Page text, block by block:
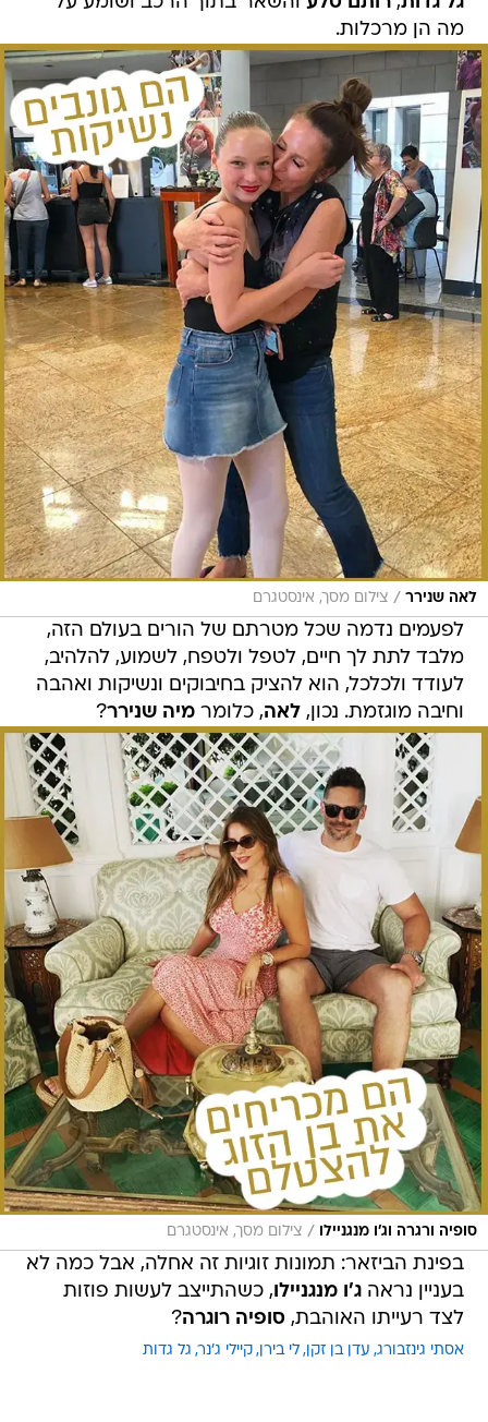
מה הן מרכלות.
לאה שנירר / צילום מסך, אינסטגרם
לפעמים נדמה שכל מטרתם של הורים בעולם הזה,
מלבד לתת לך חיים, לטפל ולטפח, לשמוע, להלהיב,
לעודד ולכלכל, הוא להציק בחיבוקים ונשיקות ואהבה
וחיבה מוגזמת. נכון,לאה, כלומרמיה שנירר?
סופיה ורגרה וג'ו מנגניילו / צילום מסך, אינסטגרם
בפינת הביזאר: תמונות זוגיות זה אחלה, אבל כמה לא
בעניין נראהג'ו מנגניילו, כשהתייצב לעשות פוזות
לצד רעייתו האוהבת,סופיה רוגרה?
אסתי גינזבורג עדן בן זקן לי בירן קיילי ג'נר גל גדות